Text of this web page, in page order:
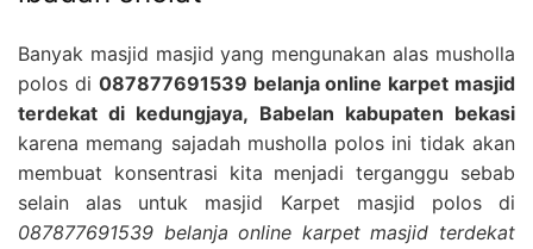
Banyak masjid masjid yang mengunakan alas musholla
polos di 087877691539 belanja online karpet masjid
terdekat di kedungjaya, Babelan kabupaten bekasi
karena memang sajadah musholla polos ini tidak akan
membuat konsentrasi kita menjadi terganggu sebab
selain alas untuk masjid Karpet masjid polos di
087877691539 belanja online karpet masjid terdekat